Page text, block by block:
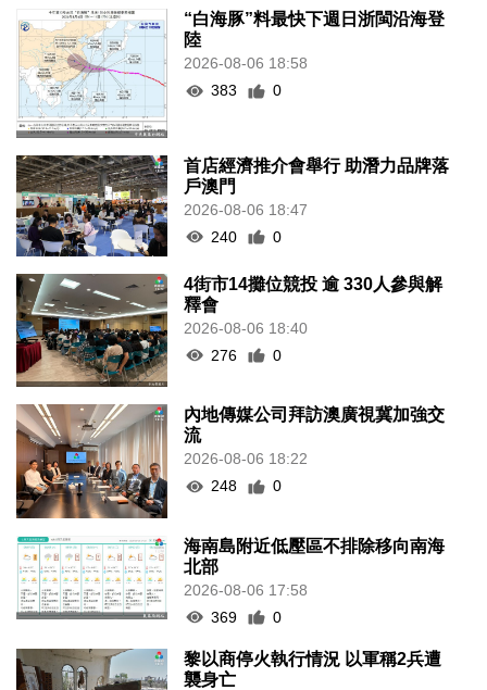
“白海豚”料最快下週日浙閩沿海登
陸
2026-08-06 18:58
383
0
首店經濟推介會舉行 助潛力品牌落
戶澳門
2026-08-06 18:47
240
0
4街市14攤位競投 逾 330人參與解
釋會
2026-08-06 18:40
276
0
內地傳媒公司拜訪澳廣視冀加強交
流
2026-08-06 18:22
248
0
海南島附近低壓區不排除移向南海
北部
2026-08-06 17:58
369
0
黎以商停火執行情況 以軍稱2兵遭
襲身亡